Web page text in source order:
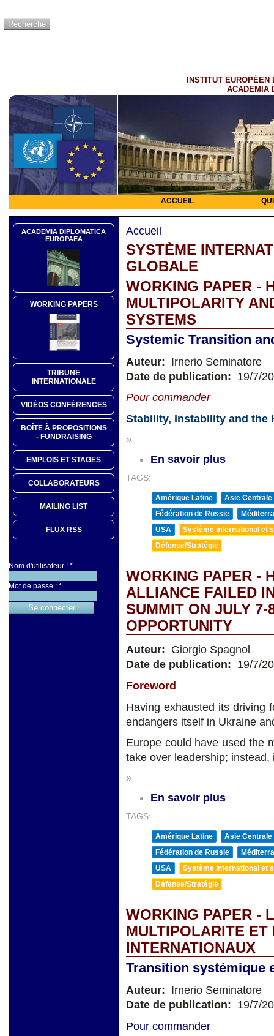
INSTITUT EUROPÉEN
ACADEMIA
ACCUEIL
ACADEMIA DIPLOMATICA
EUROPAEA
WORKING PAPERS
TRIBUNE
INTERNATIONALE
VIDÉOS CONFÉRENCES
BOÎTE À PROPOSITIONS
- FUNDRAISING
EMPLOIS ET STAGES
COLLABORATEURS
MAILING LIST
FLUX RSS
Nom d'utilisateur : *
Mot de passe : *
Accueil
SYSTÈME
GLOBALE
WORKING PAPER -
MULTIPOLARITY
SYSTEMS
Systemic Transition
Auteur: Irnerio Seminatore
Date de publication: 19/7/
Pour commander
Stability, Instability and the
»
En savoir plus
TAGS:
Amérique Latine
Asie Centrale
Fédération de Russie
USA
Système international et
Défense/Stratégie
WORKING PAPER -
ALLIANCE FAILED
SUMMIT ON JULY 7-
OPPORTUNITY
Auteur: Giorgio Spagnol
Date de publication: 19/7/
Foreword
Having exhausted its driving
endangers itself in Ukraine
Europe could have used the
take over leadership;
»
En savoir plus
TAGS:
Amérique Latine
Asie Centrale
Fédération de Russie
USA
Système international et
Défense/Stratégie
WORKING PAPER -
MULTIPOLARITE
INTERNATIONAUX
Transition systémique
Auteur: Irnerio Seminatore
Date de publication: 19/7/
Pour commander